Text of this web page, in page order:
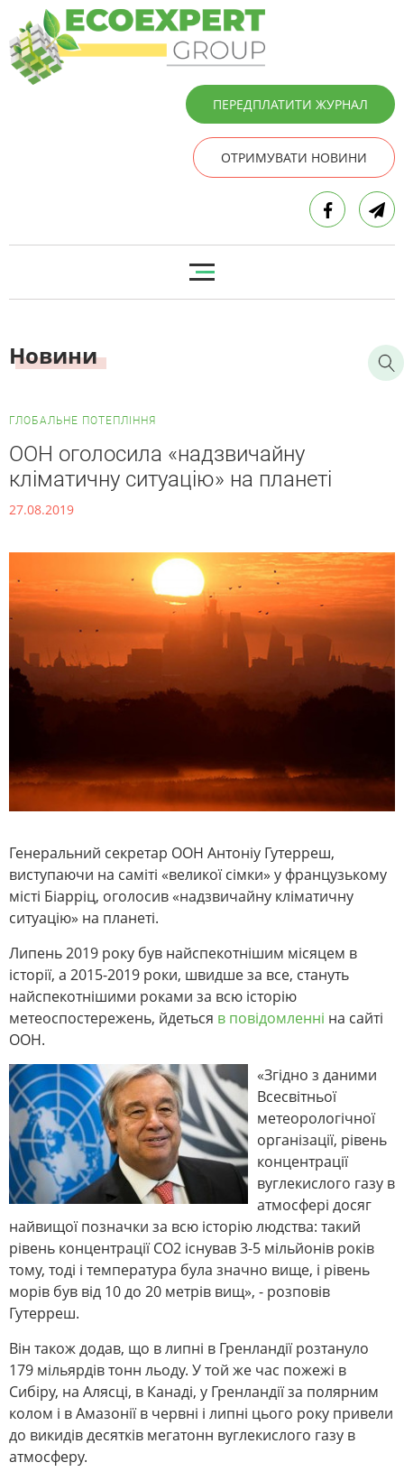
ПЕРЕДПЛАТИТИ ЖУРНАЛ
ОТРИМУВАТИ НОВИНИ
Новини
ГЛОБАЛЬНЕ ПОТЕПЛІННЯ
ООН оголосила «надзвичайну
кліматичну ситуацію» на планеті
27.08.2019
Генеральний секретар ООН Антоніу Гутерреш,
виступаючи на саміті «великої сімки» у французькому
місті Біарріц, оголосив «надзвичайну кліматичну
ситуацію» на планеті.
Липень 2019 року був найспекотнішим місяцем в
історії, а 2015-2019 роки, швидше за все, стануть
найспекотнішими роками за всю історію
метеоспостережень, йдеться в повідомленні на сайті
ООН.
«Згідно з даними
Всесвітньої
метеорологічної
організації, рівень
концентрації
вуглекислого газу в
атмосфері досяг
найвищої позначки за всю історію людства: такий
рівень концентрації CO2 існував 3-5 мільйонів років
тому, тоді і температура була значно вище, і рівень
морів був від 10 до 20 метрів вищ», - розповів
Гутерреш.
Він також додав, що в липні в Гренландії розтануло
179 мільярдів тонн льоду. У той же час пожежі в
Сибіру, на Алясці, в Канаді, у Гренландії за полярним
колом і в Амазонії в червні і липні цього року привели
до викидів десятків мегатонн вуглекислого газу в
атмосферу.